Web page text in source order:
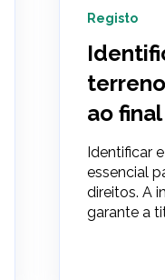
Registo
ao
Identificar
essencial
direitos. A
garante a